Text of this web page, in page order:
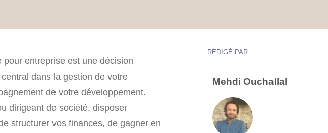
pour entreprise est une décision
dans la gestion de votre
de votre développement.
dirigeant de société, disposer
structurer vos finances, de gagner en
RÉDIGÉ PAR
Mehdi Ouchallal